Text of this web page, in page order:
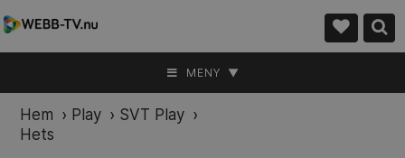
MENY ▼
Hem › Play › SVT Play ›
Hets